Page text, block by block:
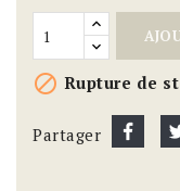
 Rupture de
Partager